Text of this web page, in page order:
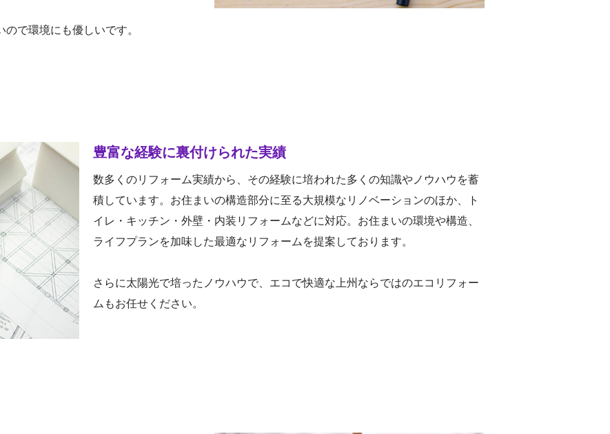
で環境にも優しいです。
豊富な経験に裏付けられた実績
数多くのリフォーム実績から、その経験に培われた多くの知識やノウハウを蓄
積しています。お住まいの構造部分に至る大規模なリノベーションのほか、ト
イレ・キッチン・外壁・内装リフォームなどに対応。お住まいの環境や構造、
ライフプランを加味した最適なリフォームを提案しております。
さらに太陽光で培ったノウハウで、エコで快適な上州ならではのエコリフォー
ムもお任せください。